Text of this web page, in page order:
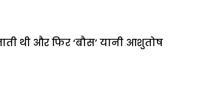
थी और फिर ‘बौस’ यानी आशुतोष